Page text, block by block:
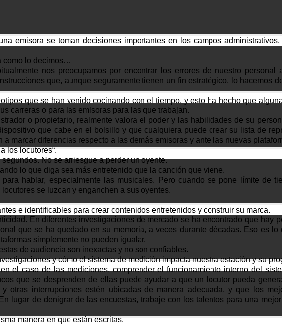
emisora se toman decisiones importantes en los campos
como lo decimos…
nos preocupamos por encontrar los errores de nuestro personal
que, aunque seguramente tienen un fin estratégico, lo hacemos
que se han venido cocinando con el tiempo, y esto ha hecho que
carreras o para las emisoras para las que trabajan.
o propietario, realmente valora el poder y las habilidades de su
que cabe en el bolsillo y que cualquiera puede crear su lista de
marcar diferencias respecto a las demás emisoras y ante las nuevas
los locutores“.
No se arriesgue a perder un oyente.
lo que diga sea más entretenido que la canción que viene.
hablar, especialmente las musicales. Pero cuando se pone límite de
se luzcan y enganchen a sus oyentes.
e identificables para crear contenidos entretenidos y construir su marca.
En diferentes investigaciones de mercado se ha encontrado que hay
que se ha quedado en su memoria, a veces durante décadas. Eso es lo
simplemente no pueden igualar.
de audiencia son inexactas y no son confiables.
y cómo el sistema de medición impacta nuestra estación y su
el caso de las mediciones, comprender el funcionamiento interno del
que se desprenden de ellas puede ayudar a que un locutor pueda
otras interrupciones estén ubicadas de manera adecuada, y que los
lugar de denigrar de las encuestas, trabaje con los talentos para una
manera en que están escritas.